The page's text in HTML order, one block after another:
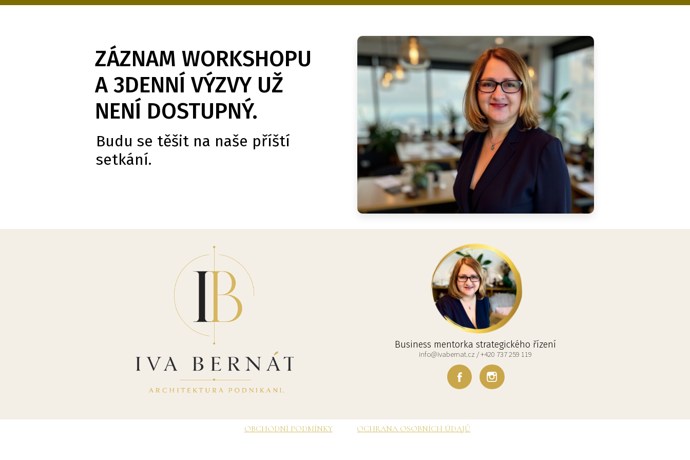
ZÁZNAM WORKSHOPU
A 3DENNÍ VÝZVY UŽ
NENÍ DOSTUPNÝ.
Budu se těšit na naše příští
setkání.
Business mentorka strategického řízení
info@ivabernat.cz / +420 737 259 119
OBCHODNÍ PODMÍNKY OCHRANA OSOBNÍCH ÚDAJŮ